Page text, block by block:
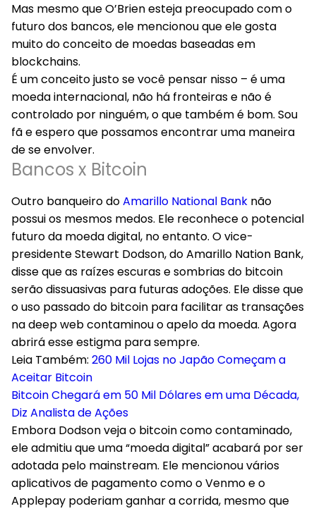
Mas mesmo que O’Brien esteja preocupado com o
futuro dos bancos, ele mencionou que ele gosta
muito do conceito de moedas baseadas em
blockchains.
É um conceito justo se você pensar nisso – é uma
moeda internacional, não há fronteiras e não é
controlado por ninguém, o que também é bom. Sou
fã e espero que possamos encontrar uma maneira
de se envolver.
Bancos x Bitcoin
Outro banqueiro doAmarillo National Bank não
possui os mesmos medos. Ele reconhece o potencial
futuro da moeda digital, no entanto. O vice-
presidente Stewart Dodson, do Amarillo Nation Bank,
disse que as raízes escuras e sombrias do bitcoin
serão dissuasivas para futuras adoções. Ele disse que
o uso passado do bitcoin para facilitar as transações
na deep web contaminou o apelo da moeda. Agora
abrirá esse estigma para sempre.
Leia Também: 260 Mil Lojas no Japão Começam a
Aceitar Bitcoin
Bitcoin Chegará em 50 Mil Dólares em uma Década,
Diz Analista de Ações
Embora Dodson veja o bitcoin como contaminado,
ele admitiu que uma “moeda digital” acabará por ser
adotada pelo mainstream. Ele mencionou vários
aplicativos de pagamento como o Venmo e o
Applepay poderiam ganhar a corrida, mesmo que